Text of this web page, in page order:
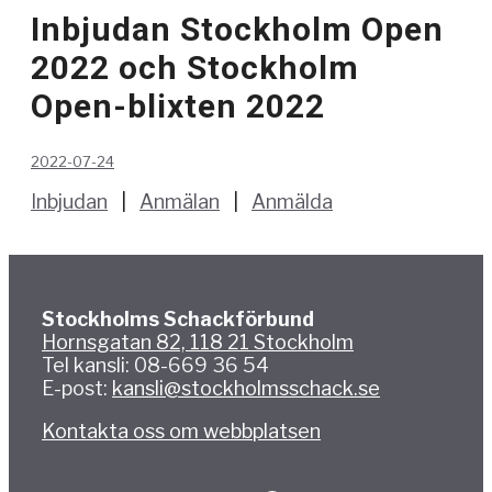
Inbjudan Stockholm Open
2022 och Stockholm
Open-blixten 2022
2022-07-24
Inbjudan Anmälan Anmälda
Stockholms Schackförbund
Hornsgatan 82, 118 21 Stockholm
Tel kansli: 08-669 36 54
E-post: kansli@stockholmsschack.se
Kontakta oss om webbplatsen